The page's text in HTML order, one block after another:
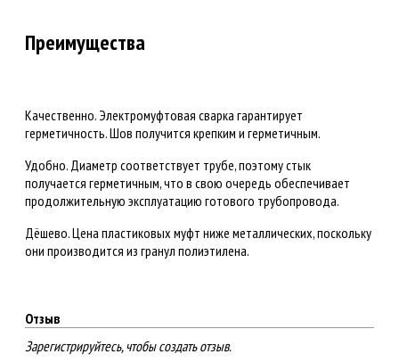
Преимущества
Качественно. Электромуфтовая сварка гарантирует
герметичность. Шов получится крепким и герметичным.
Удобно. Диаметр соответствует трубе, поэтому стык
получается герметичным, что в свою очередь обеспечивает
продолжительную эксплуатацию готового трубопровода.
Дёшево. Цена пластиковых муфт ниже металлических, поскольку
они производится из гранул полиэтилена.
Отзыв
Зарегистрируйтесь, чтобы создать отзыв.